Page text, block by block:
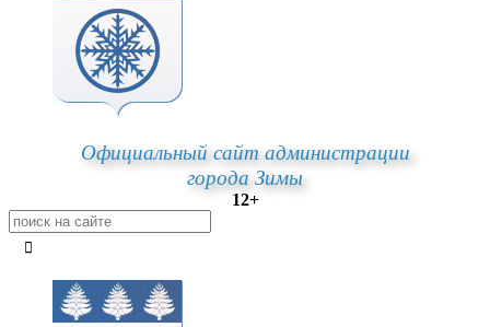
Официальный сайт администрации
города Зимы
12+